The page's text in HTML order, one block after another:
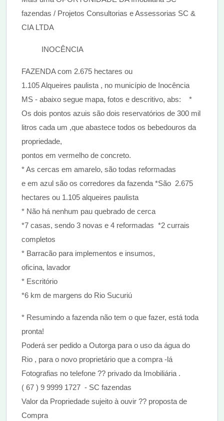
fazendas / Projetos Consultorias e Assessorias SC &
CIA LTDA
INOCÊNCIA
FAZENDA com 2.675 hectares ou
1.105 Alqueires paulista , no município de Inocência
MS - abaixo segue mapa, fotos e descritivo, abs: *
Os dois pontos azuis são dois reservatórios de 300 mil
litros cada um ,que abastece todos os bebedouros da
propriedade,
pontos em vermelho de concreto.
* As cercas em amarelo, são todas reformadas
e em azul são os corredores da fazenda *São 2.675
hectares ou 1.105 alqueires paulista
* Não há nenhum pau quebrado de cerca
*7 casas, sendo 3 novas e 4 reformadas *2 currais
completos
* Barracão para implementos e insumos,
oficina, lavador
* Escritório
*6 km de margens do Rio Sucuriú
* Resumindo a fazenda não tem o que fazer, está toda
pronta!
Poderá ser pedido a Outorga para o uso da água do
Rio , para o novo proprietário que a compra -lá
Fotografias no telefone ?? privado da Imobiliária .
( 67 ) 9 9999 1727 - SC fazendas
Valor da Propriedade sujeito à ouvir ?? proposta de
Compra